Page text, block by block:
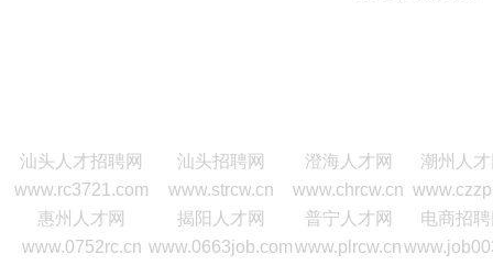
汕头人才招聘网
www.rc3721.com
汕头招聘网
www.strcw.cn
澄海人才网
www.chrcw.cn
潮州人
惠州人才网
www.0752rc.cn
揭阳人才网
www.0663job.com
普宁人才网
www.plrcw.cn
电商招